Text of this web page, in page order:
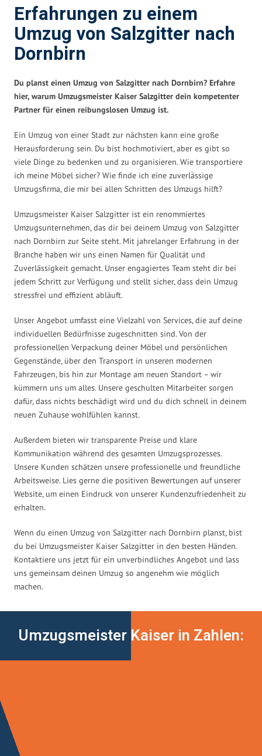
Erfahrungen zu einem
Umzug von Salzgitter nach
Dornbirn
Du planst einen Umzug von Salzgitter nach Dornbirn? Erfahre
hier, warum Umzugsmeister Kaiser Salzgitter dein kompetenter
Partner für einen reibungslosen Umzug ist.
Ein Umzug von einer Stadt zur nächsten kann eine große
Herausforderung sein. Du bist hochmotiviert, aber es gibt so
viele Dinge zu bedenken und zu organisieren. Wie transportiere
ich meine Möbel sicher? Wie finde ich eine zuverlässige
Umzugsfirma, die mir bei allen Schritten des Umzugs hilft?
Umzugsmeister Kaiser Salzgitter ist ein renommiertes
Umzugsunternehmen, das dir bei deinem Umzug von Salzgitter
nach Dornbirn zur Seite steht. Mit jahrelanger Erfahrung in der
Branche haben wir uns einen Namen für Qualität und
Zuverlässigkeit gemacht. Unser engagiertes Team steht dir bei
jedem Schritt zur Verfügung und stellt sicher, dass dein Umzug
stressfrei und effizient abläuft.
Unser Angebot umfasst eine Vielzahl von Services, die auf deine
individuellen Bedürfnisse zugeschnitten sind. Von der
professionellen Verpackung deiner Möbel und persönlichen
Gegenstände, über den Transport in unseren modernen
Fahrzeugen, bis hin zur Montage am neuen Standort – wir
kümmern uns um alles. Unsere geschulten Mitarbeiter sorgen
dafür, dass nichts beschädigt wird und du dich schnell in deinem
neuen Zuhause wohlfühlen kannst.
Außerdem bieten wir transparente Preise und klare
Kommunikation während des gesamten Umzugsprozesses.
Unsere Kunden schätzen unsere professionelle und freundliche
Arbeitsweise. Lies gerne die positiven Bewertungen auf unserer
Website, um einen Eindruck von unserer Kundenzufriedenheit zu
erhalten.
Wenn du einen Umzug von Salzgitter nach Dornbirn planst, bist
du bei Umzugsmeister Kaiser Salzgitter in den besten Händen.
Kontaktiere uns jetzt für ein unverbindliches Angebot und lass
uns gemeinsam deinen Umzug so angenehm wie möglich
machen.
Umzugsmeister Kaiser in Zahlen: